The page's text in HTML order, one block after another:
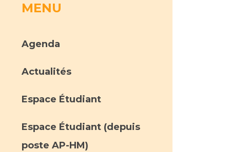
qualité et de sécurité des soins
données
conclus
MENU
Agenda
Actualités
Espace Étudiant
Espace Étudiant (depuis
poste AP-HM)